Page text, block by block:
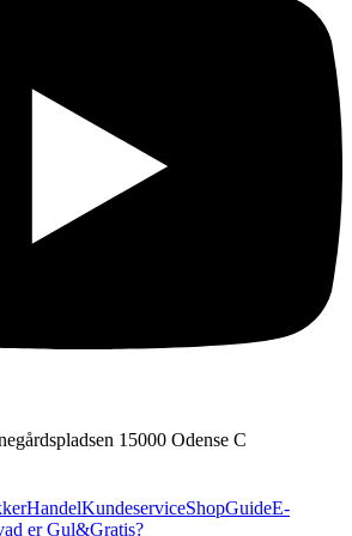
1 5000 Odense C
KundeserviceShopGuideE-
er Gul&Gratis?